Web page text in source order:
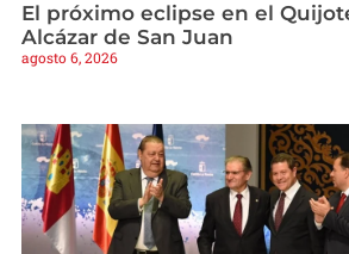
El próximo eclipse en el
Alcázar de San Juan
agosto 6, 2026